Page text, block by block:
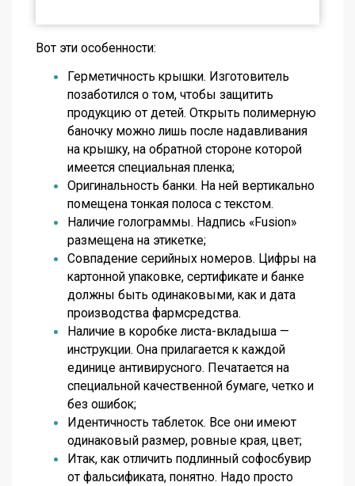
Вот эти особенности:
Герметичность крышки. Изготовитель
позаботился о том, чтобы защитить
продукцию от детей. Открыть полимерную
баночку можно лишь после надавливания
на крышку, на обратной стороне которой
имеется специальная пленка;
Оригинальность банки. На ней вертикально
помещена тонкая полоса с текстом.
Наличие голограммы. Надпись «Fusion»
размещена на этикетке;
Совпадение серийных номеров. Цифры на
картонной упаковке, сертификате и банке
должны быть одинаковыми, как и дата
производства фармсредства.
Наличие в коробке листа-вкладыша —
инструкции. Она прилагается к каждой
единице антивирусного. Печатается на
специальной качественной бумаге, четко и
без ошибок;
Идентичность таблеток. Все они имеют
одинаковый размер, ровные края, цвет;
Итак, как отличить подлинный софосбувир
от фальсификата, понятно. Надо просто